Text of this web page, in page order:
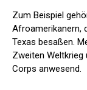
Zum Beispiel
Afroamerikanern,
Texas besaßen.
Zweiten Weltkrieg
Corps anwesend.